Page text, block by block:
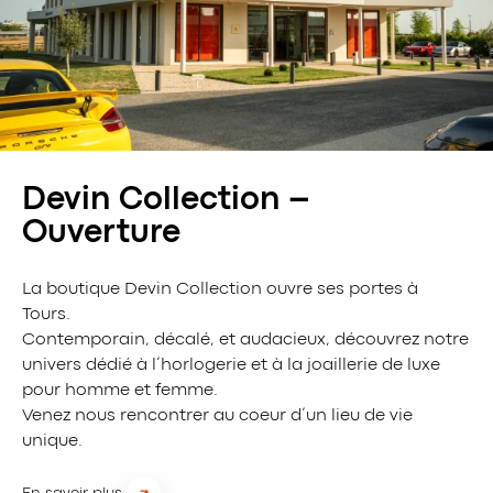
Devin Collection –
Ouverture
La boutique Devin Collection ouvre ses portes à
Tours.
Contemporain, décalé, et audacieux, découvrez notre
univers dédié à l’horlogerie et à la joaillerie de luxe
pour homme et femme.
Venez nous rencontrer au coeur d’un lieu de vie
unique.